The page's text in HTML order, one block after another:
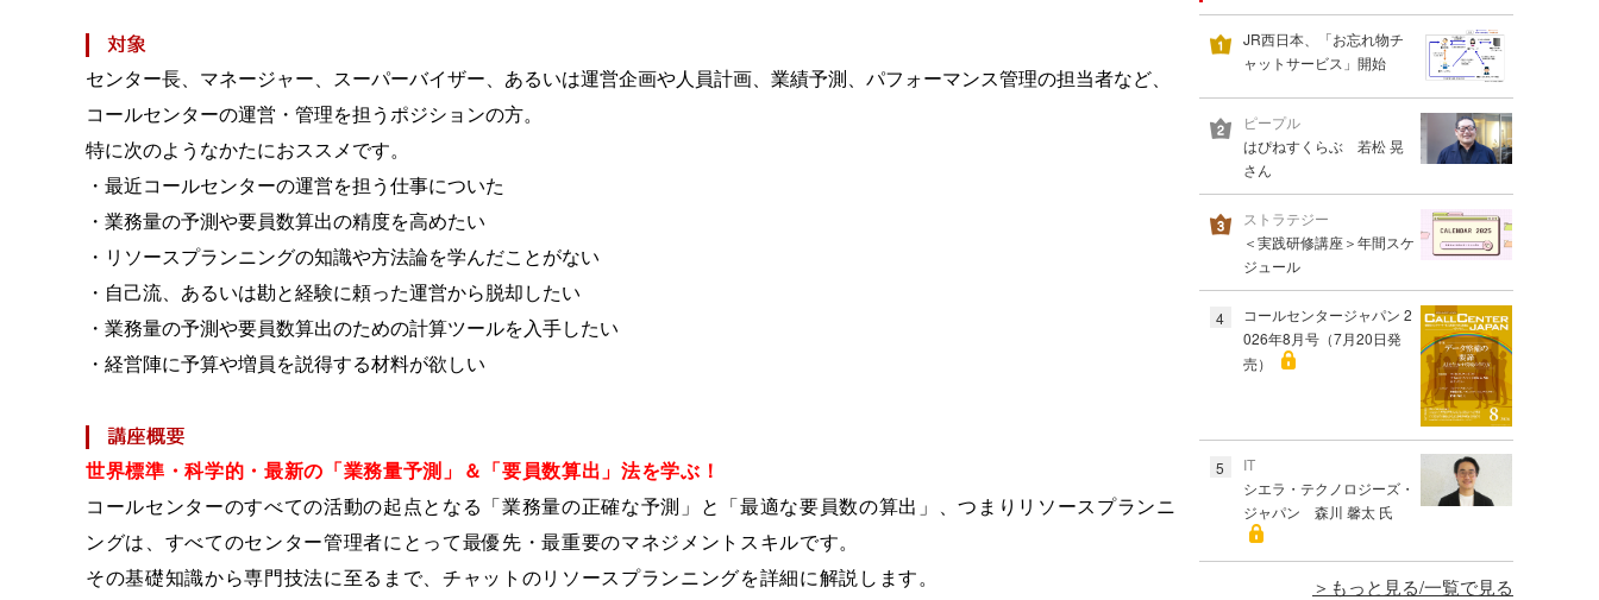
センター長、マネージャー、スーパーバイザー、あるいは運営企画や人員計画、業績予測、パフォーマンス管理の担当者など、
コールセンターの運営・管理を担うポジションの方。
特に次のようなかたにおススメです。
・最近コールセンターの運営を担う仕事についた
・業務量の予測や要員数算出の精度を高めたい
・リソースプランニングの知識や方法論を学んだことがない
・自己流、あるいは勘と経験に頼った運営から脱却したい
・業務量の予測や要員数算出のための計算ツールを入手したい
・経営陣に予算や増員を説得する材料が欲しい
世界標準・科学的・最新の「業務量予測」＆「要員数算出」法を学ぶ！
コールセンターのすべての活動の起点となる「業務量の正確な予測」と「最適な要員数の算出」、つまりリソースプランニ
ングは、すべてのセンター管理者にとって最優先・最重要のマネジメントスキルです。
その基礎知識から専門技法に至るまで、チャットのリソースプランニングを詳細に解説します。
JR西日本、「お忘れ物チ
ャットサービス」開始
ピープル
はぴねすくらぶ 若松 晃
さん
ストラテジー
＜実践研修講座＞年間スケ
ジュール
4
コールセンタージャパン 2
026年8月号（7月20日発
売）
5
IT
シエラ・テクノロジーズ・
ジャパン 森川 馨太 氏
もっと見る/一覧で見る